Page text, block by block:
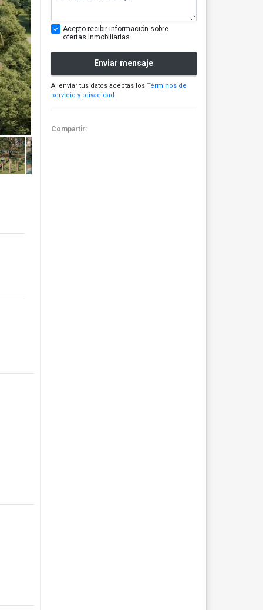
Acepto recibir información sobre
ofertas inmobiliarias
Enviar mensaje
Al enviar tus datos aceptas los Términos de
servicio y privacidad
Compartir: